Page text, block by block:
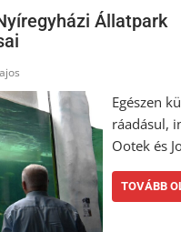
Állatpark
Egészen
ráadásul,
Ootek és
TOVÁBB